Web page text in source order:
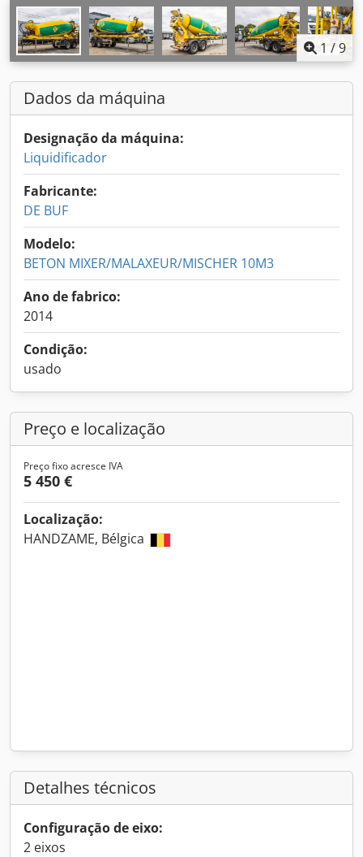
1 /9
Dados da máquina
Designação da máquina:
Liquidificador
Fabricante:
DE BUF
Modelo:
BETON MIXER/MALAXEUR/MISCHER 10M3
Ano de fabrico:
2014
Condição:
usado
Preço e localização
Preço fixo acresce IVA
5 450 €
Localização:
HANDZAME, Bélgica
Detalhes técnicos
Configuração de eixo:
2 eixos